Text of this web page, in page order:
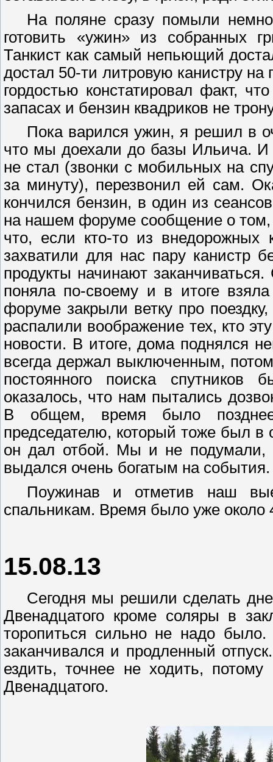
На поляне сразу помыли
готовить «ужин» из собранных
Танкист как самый непьющий
достал 50-ти литровую канистру
гордостью констатировал факт,
запасах и бензин квадриков не
Пока варился ужин, я решил в
что мы доехали до базы Ильича. И
не стал (звонки с мобильных на
за минуту), перезвонил ей сам.
кончился бензин, в один из
на нашем форуме сообщение о том,
что, если кто-то из внедорожных
захватили для нас пару канистр
продукты начинают
поняла по-своему и в итоге
форуме закрыли ветку про
распалили воображение тех, кто
новости. В итоге, дома поднялся
всегда держал выключенным,
постоянного поиска спутников
оказалось, что нам пытались
В общем, время было
председателю, который тоже был в
он дал отбой. Мы и не подумали,
выдался очень богатым на события.
Поужинав и отметив наш
спальникам. Время было уже около
15.08.13
Сегодня мы решили сделать
Двенадцатого кроме соляры в
торопиться сильно не надо
заканчивался и продленный
ездить, точнее не ходить,
Двенадцатого.